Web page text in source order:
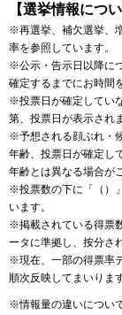
【選挙情報につい
※再選挙、補欠選挙、
率を参照しています。
※公示・告示日以降に
確定するまでにお時間
※投票日が確定してい
第、投票日が表示され
※予想される顔ぶれ・
年齢、投票日が確定し
年齢とは異なる場合が
※投票数の下に「（）
います。
※掲載されている得票
ータに準拠し、按分さ
※現在、一部の得票率
順次反映してまいりま
※情報量の違いについ